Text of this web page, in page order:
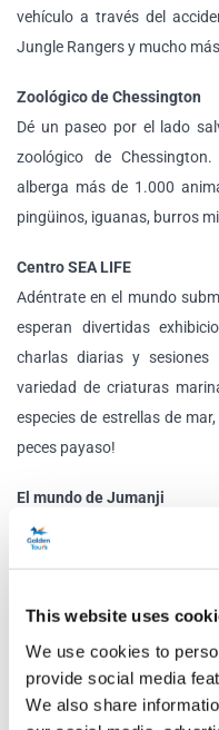
This website uses
We use cookies to
provide social media
We also share
vehículo a través del
Jungle Rangers y mucho
Zoológico de Chessington
Dé un paseo por el lado
zoológico de
alberga más de 1.000
pingüinos, iguanas, burros
Centro SEA LIFE
Adéntrate en el mundo
esperan divertidas
charlas diarias y sesiones
variedad de criaturas
especies de estrellas de
peces payaso!
El mundo de Jumanji
¿Estás listo para la
Bravestone para descubrir
temático! Experimente la
Mandrill Mayhem. Te
vuelta, ascenderás en
de 55 pies de altura,